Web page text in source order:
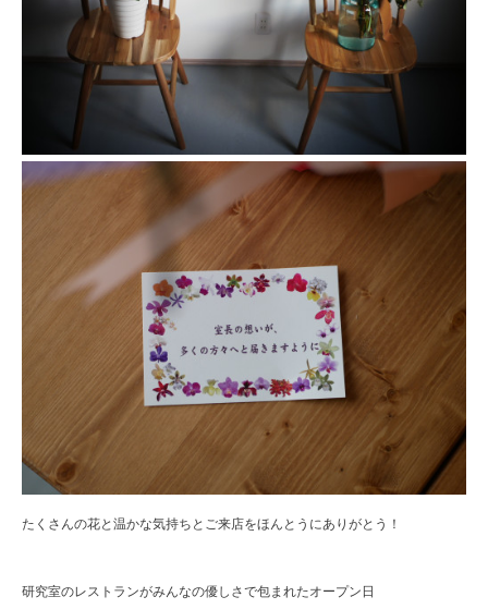
たくさんの花と温かな気持ちとご来店をほんとうにありがとう！
研究室のレストランがみんなの優しさで包まれたオープン日